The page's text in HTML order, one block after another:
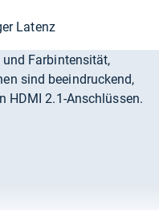
Latenz
Farbintensität,
sind beeindruckend,
HDMI 2.1-Anschlüssen.